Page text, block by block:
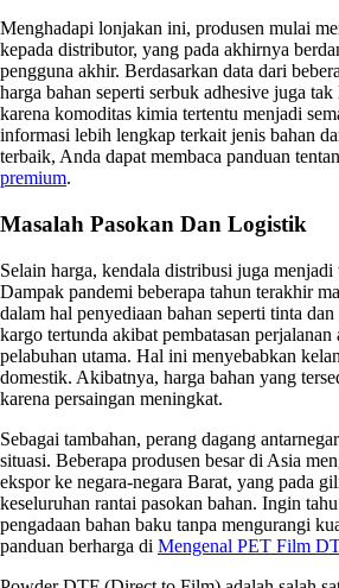
Menghadapi lonjakan ini, produsen mulai
kepada distributor, yang pada akhirnya
pengguna akhir. Berdasarkan data dari
harga bahan seperti serbuk adhesive juga
karena komoditas kimia tertentu menjadi
informasi lebih lengkap terkait jenis bahan
terbaik, Anda dapat membaca panduan
premium.
Masalah Pasokan Dan Logistik
Selain harga, kendala distribusi juga
Dampak pandemi beberapa tahun terakhir
dalam hal penyediaan bahan seperti tinta
kargo tertunda akibat pembatasan perjalanan
pelabuhan utama. Hal ini menyebabkan
domestik. Akibatnya, harga bahan yang
karena persaingan meningkat.
Sebagai tambahan, perang dagang
situasi. Beberapa produsen besar di Asia
ekspor ke negara-negara Barat, yang pada
keseluruhan rantai pasokan bahan. Ingin
pengadaan bahan baku tanpa mengurangi
panduan berharga di Mengenal PET Film